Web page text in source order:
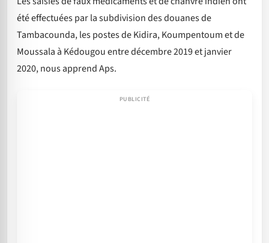
été effectuées par la subdivision des douanes de
Tambacounda, les postes de Kidira, Koumpentoum et de
Moussala à Kédougou entre décembre 2019 et janvier
2020, nous apprend Aps.